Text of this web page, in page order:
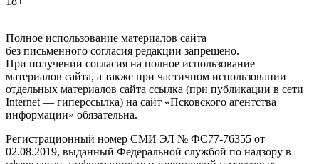
Полное использование материалов сайта
без письменного согласия редакции запрещено.
При получении согласия на полное использование
материалов сайта, а также при частичном использовании
отдельных материалов сайта ссылка (при публикации в сети
Internet — гиперссылка) на сайт «Псковского агентства
информации» обязательна.
Регистрационный номер СМИ ЭЛ № ФС77-76355 от
02.08.2019, выданный Федеральной службой по надзору в